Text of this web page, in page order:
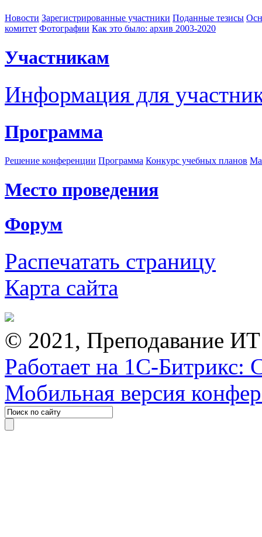
Новости Зарегистрированные участники Поданные тезисы
комитет Фотографии Как это было: архив 2003-2020
Участникам
Информация для
Программа
Решение конференции Программа Конкурс учебных планов
Место проведения
Форум
Распечатать страницу
Карта сайта
© 2021, Преподавание
Работает на 1С-Битрикс:
Мобильная версия